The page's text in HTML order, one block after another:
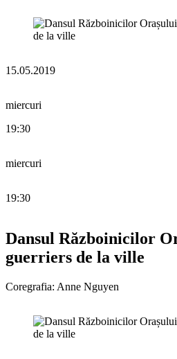
15.05.2019
miercuri
19:30
miercuri
19:30
Dansul Războinicilor
guerriers de la ville
Coregrafia: Anne Nguyen